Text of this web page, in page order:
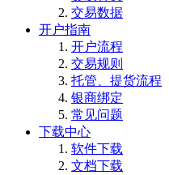
交易数据
开户指南
开户流程
交易规则
托管、提货流程
银商绑定
常见问题
下载中心
软件下载
文档下载